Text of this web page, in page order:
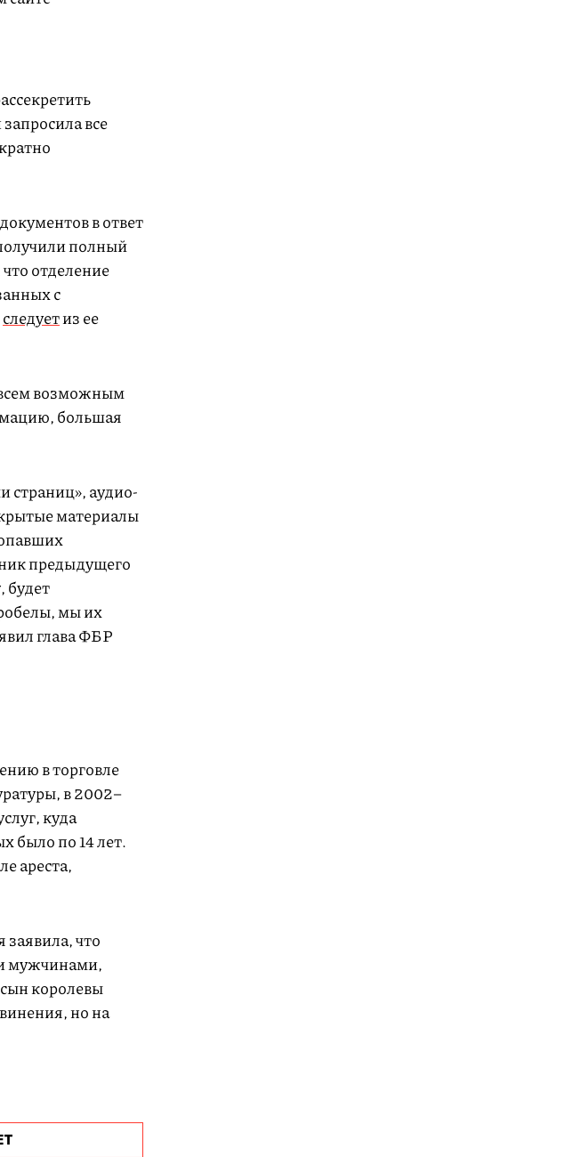
все
в ответ
полный
отделение
с
следуетиз ее
возможным
большая
страниц», аудио-
материалы
предыдущего
будет
мы их
глава ФБР
в торговле
в 2002–
куда
было по 14 лет.
ареста,
что
мужчинами,
королевы
но на